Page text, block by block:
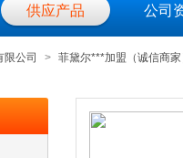
供应产品 公司
限公司 > 菲黛尔***加盟（诚信商